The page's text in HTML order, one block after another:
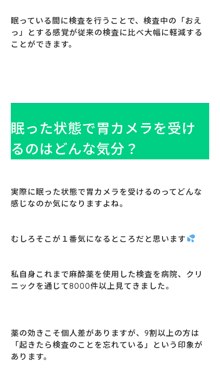
眠っている間に検査を行うことで、検査中の「おえ
っ」とする感覚が従来の検査に比べ大幅に軽減する
ことができます。
眠った状態で胃カメラを受け
るのはどんな気分？
実際に眠った状態で胃カメラを受けるのってどんな
感じなのか気になりますよね。
むしろそこが１番気になるところだと思います
私自身これまで麻酔薬を使用した検査を病院、クリ
ニックを通じて8000件以上見てきました。
薬の効きこそ個人差がありますが、9割以上の方は
「起きたら検査のことを忘れている」という印象が
あります。